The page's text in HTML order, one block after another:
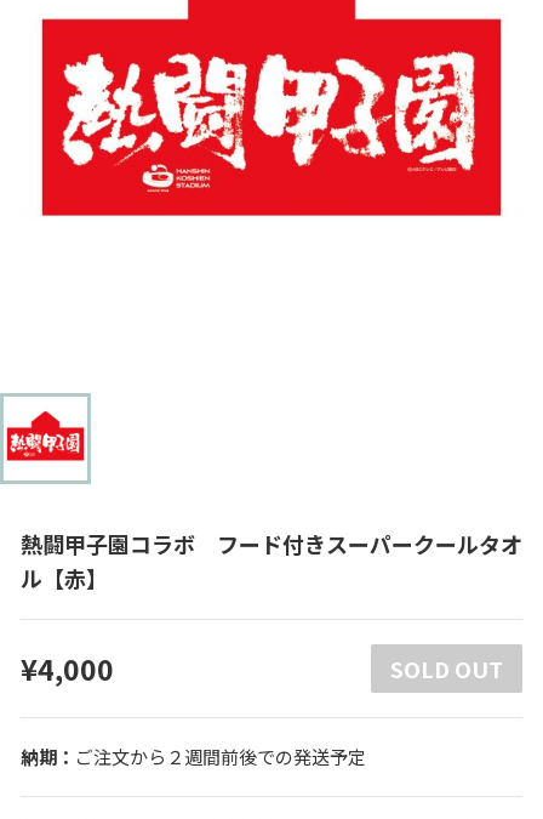
熱闘甲子園コラボ フード付きスーパークールタオ
ル【赤】
¥4,000 SOLD OUT
ご注文から２週間前後での発送予定